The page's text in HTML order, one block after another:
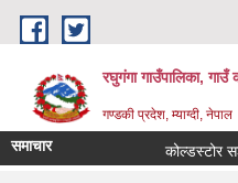
Skip to main content
रघुगंगा गाउँपालिका, गाउँ
गण्डकी प्रदेश, म्याग्दी, नेपाल
समाचार कोल्डस्टोर